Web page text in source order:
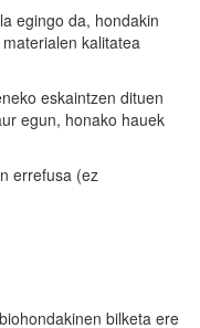
egingo da, hondakin
kalitatea
eskaintzen dituen
egun, honako hauek
errefusa (ez
bilketa ere